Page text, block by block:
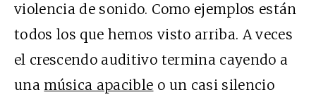
violencia de sonido. Como ejemplos están
todos los que hemos visto arriba. A veces
el crescendo auditivo termina cayendo a
una música apacible o un casi silencio